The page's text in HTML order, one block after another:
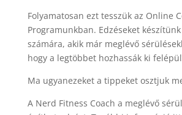
Folyamatosan ezt tesszük az Online
Programunkban. Edzéseket
számára, akik már meglévő
hogy a legtöbbet hozhassák ki
Ma ugyanezeket a tippeket osztjuk
A Nerd Fitness Coach a meglévő